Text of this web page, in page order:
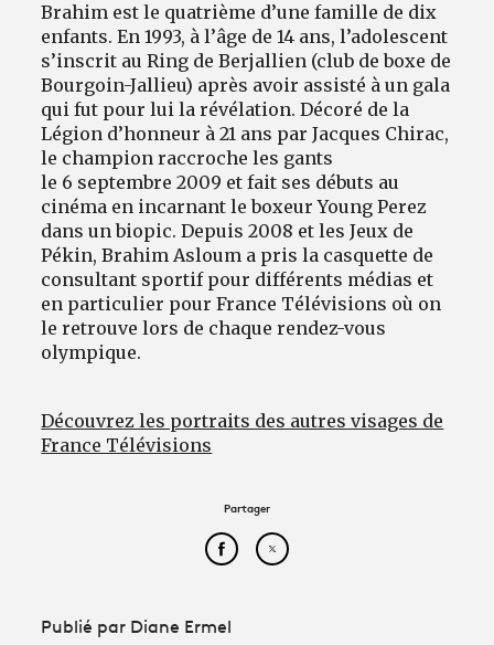
Brahim est le quatrième d’une famille de dix
enfants. En 1993, à l’âge de 14 ans, l’adolescent
s’inscrit au Ring de Berjallien (club de boxe de
Bourgoin-Jallieu) après avoir assisté à un gala
qui fut pour lui la révélation. Décoré de la
Légion d’honneur à 21 ans par Jacques Chirac,
le champion raccroche les gants
le 6 septembre 2009 et fait ses débuts au
cinéma en incarnant le boxeur Young Perez
dans un biopic. Depuis 2008 et les Jeux de
Pékin, Brahim Asloum a pris la casquette de
consultant sportif pour différents médias et
en particulier pour France Télévisions où on
le retrouve lors de chaque rendez-vous
olympique.
Découvrez les portraits des autres visages de
France Télévisions
Partager
Partager cet article sur
Partager cet article sur
Publié par Diane Ermel